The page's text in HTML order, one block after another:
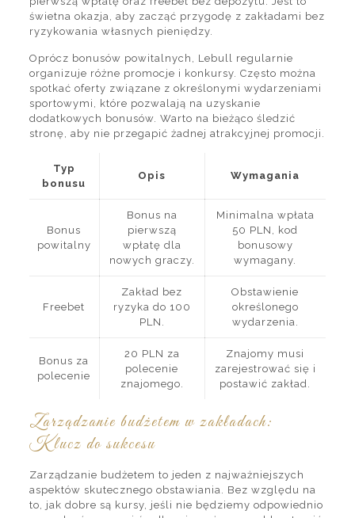
świetna okazja, aby zacząć przygodę z zakładami bez
ryzykowania własnych pieniędzy.
Oprócz bonusów powitalnych, Lebull regularnie
organizuje różne promocje i konkursy. Często można
spotkać oferty związane z określonymi wydarzeniami
sportowymi, które pozwalają na uzyskanie
dodatkowych bonusów. Warto na bieżąco śledzić
stronę, aby nie przegapić żadnej atrakcyjnej promocji.
Typ
bonusu
Opis Wymagania
Bonus
powitalny
Bonus na
pierwszą
wpłatę dla
nowych graczy.
Minimalna wpłata
50 PLN, kod
bonusowy
wymagany.
Freebet
Zakład bez
ryzyka do 100
PLN.
Obstawienie
określonego
wydarzenia.
Bonus za
polecenie
20 PLN za
polecenie
znajomego.
Znajomy musi
zarejestrować się i
postawić zakład.
Zarządzanie budżetem w zakładach:
Klucz do sukcesu
Zarządzanie budżetem to jeden z najważniejszych
aspektów skutecznego obstawiania. Bez względu na
to, jak dobre są kursy, jeśli nie będziemy odpowiednio